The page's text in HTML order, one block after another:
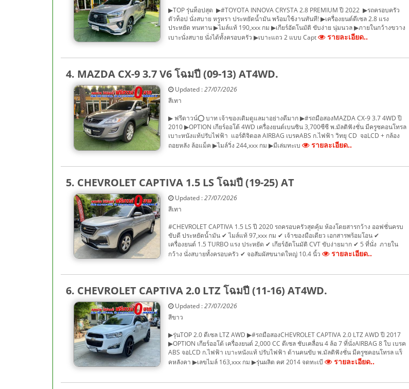
▶TOP รุ่นท็อปสุด ▶#TOYOTA INNOVA CRYSTA 2.8 PREMIUM ปี 2022 ▶รถครอบครัว
ตัวท็อป นั่งสบาย หรูหรา ประหยัดน้ำมัน พร้อมใช้งานทันที! ▶เครื่องยนต์ดีเซล 2.8 แรง
ประหยัด ทนทาน ▶ไมล์แท้ 190,xxx กม ▶เกียร์อัตโนมัติ ขับง่าย นุ่มนวล ▶ภายในกว้างขวาง
เบาะนั่งสบาย นั่งได้ทั้งครอบครัว ▶เบาะแถว 2 แบบ Capt
รายละเอียด..
4. MAZDA CX-9 3.7 V6 โฉมปี (09-13) AT4WD.
Updated :27/07/2026
สีเทา
▶ ฟรีดาวน์⭕ บาท เจ้าของเดิมดูแลมาอย่างดีมาก ▶#รถมือสองMAZDA CX-9 3.7 4WD ปี
2010 ▶OPTION เกียร์ออโต้ 4WD เครื่องยนต์เบนซิน 3,700ซีซี พ.มัลติฟังชั่น มีครูซคอนโทรล
เบาะหนังแท้ปรับไฟฟ้า แอร์ดิจิตอล AIRBAG เบรคABS ก.ไฟฟ้า วิทยุ CD จอLCD + กล้อง
ถอยหลัง ล้อแม็ค ▶ไมล์วิ่ง 244,xxx กม ▶มีเล่มทะเบ
รายละเอียด..
5. CHEVROLET CAPTIVA 1.5 LS โฉมปี (19-25) AT
Updated :27/07/2026
สีเทา
#CHEVROLET CAPTIVA 1.5 LS ปี 2020 รถครอบครัวสุดคุ้ม ห้องโดยสารกว้าง ออฟชั่นครบ
ขับดี ประหยัดน้ำมัน ✔ ไมล์แท้ 97,xxx กม ✔ เจ้าของมือเดียว เอกสารพร้อมโอน ✔
เครื่องยนต์ 1.5 TURBO แรง ประหยัด ✔ เกียร์อัตโนมัติ CVT ขับง่ายมาก ✔ 5 ที่นั่ง ภายใน
กว้าง นั่งสบายทั้งครอบครัว ✔ จอสัมผัสขนาดใหญ่ 10.4 นิ้ว
รายละเอียด..
6. CHEVROLET CAPTIVA 2.0 LTZ โฉมปี (11-16) AT4WD.
Updated :27/07/2026
สีขาว
▶รุ่นTOP 2.0 ดีเซล LTZ AWD ▶#รถมือสองCHEVROLET CAPTIVA 2.0 LTZ AWD ปี 2017
▶OPTION เกียร์ออโต้ เครื่องยนต์ 2,000 CC ดีเซล ชับเคลื่อน 4 ล้อ 7 ที่นั่งAIRBAG 8 ใบ เบรค
ABS จอLCD ก.ไฟฟ้า เบาะหนังแท้ ปรับไฟฟ้า ด้านคนขับ พ.มัลติฟังชั่น มีครูซคอนโทรล แร็
คหลังคา ▶เลขไมล์ 163,xxx กม ▶รุ่นผลิต คศ 2014 จดทะเบี
รายละเอียด..